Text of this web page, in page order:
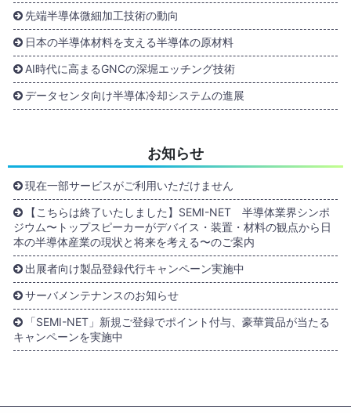
先端半導体微細加工技術の動向
日本の半導体材料を支える半導体の原材料
AI時代に高まるGNCの深堀エッチング技術
データセンタ向け半導体冷却システムの進展
お知らせ
現在一部サービスがご利用いただけません
【こちらは終了いたしました】SEMI-NET 半導体業界シンポ
ジウム〜トップスピーカーがデバイス・装置・材料の観点から日
本の半導体産業の現状と将来を考える〜のご案内
出展者向け製品登録代行キャンペーン実施中
サーバメンテナンスのお知らせ
「SEMI-NET」新規ご登録でポイント付与、豪華賞品が当たる
キャンペーンを実施中